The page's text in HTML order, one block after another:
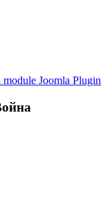
module Joomla Plugin